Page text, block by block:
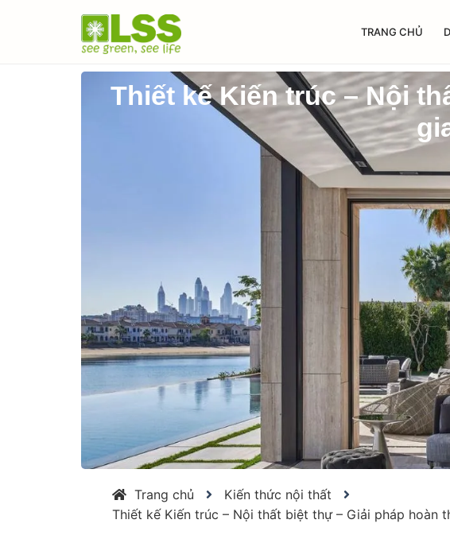
&
TRANG CHỦ
Thiết kế Kiến trúc – Nội
Trang chủ
Kiến thức nội thất
Thiết kế Kiến trúc – Nội thất biệt thự – Giải pháp hoàn